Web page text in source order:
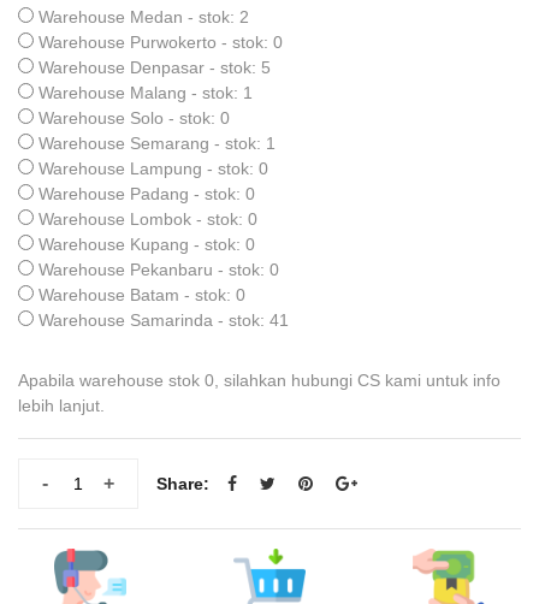
Warehouse Medan - stok: 2
Warehouse Purwokerto - stok: 0
Warehouse Denpasar - stok: 5
Warehouse Malang - stok: 1
Warehouse Solo - stok: 0
Warehouse Semarang - stok: 1
Warehouse Lampung - stok: 0
Warehouse Padang - stok: 0
Warehouse Lombok - stok: 0
Warehouse Kupang - stok: 0
Warehouse Pekanbaru - stok: 0
Warehouse Batam - stok: 0
Warehouse Samarinda - stok: 41
Apabila warehouse stok 0, silahkan hubungi CS kami untuk info
lebih lanjut.
+
- Share: